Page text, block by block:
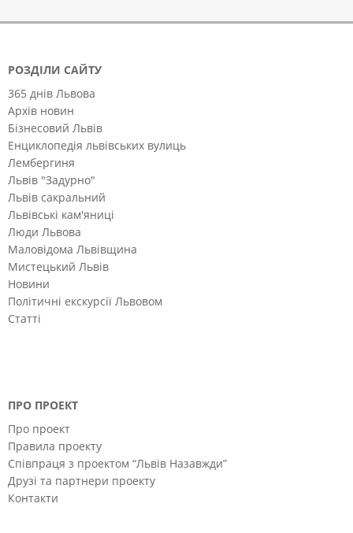
РОЗДІЛИ САЙТУ
365 днів Львова
Архів новин
Бізнесовий Львів
Енциклопедія львівських вулиць
Лембергиня
Львів "Задурно"
Львів сакральний
Львівські кам'яниці
Люди Львова
Маловідома Львівщина
Мистецький Львів
Новини
Політичні екскурсії Львовом
Статті
ПРО ПРОЕКТ
Про проект
Правила проекту
Співпраця з проектом “Львів Назавжди”
Друзі та партнери проекту
Контакти